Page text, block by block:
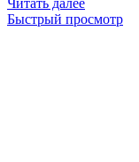
Читать далее
Быстрый просмотр